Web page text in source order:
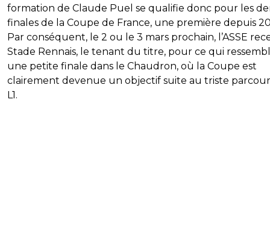
formation de Claude Puel se qualifie donc pour les
finales de la Coupe de France, une première depuis
Par conséquent, le 2 ou le 3 mars prochain, l’ASSE
Stade Rennais, le tenant du titre, pour ce qui
une petite finale dans le Chaudron, où la Coupe est
clairement devenue un objectif suite au triste
L1.